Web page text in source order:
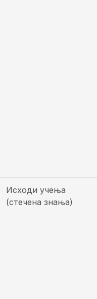
Исходи учења
(стечена знања)